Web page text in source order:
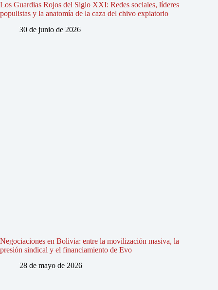
Los Guardias Rojos del Siglo XXI: Redes sociales, líderes
populistas y la anatomía de la caza del chivo expiatorio
30 de junio de 2026
Negociaciones en Bolivia: entre la movilización masiva, la
presión sindical y el financiamiento de Evo
28 de mayo de 2026